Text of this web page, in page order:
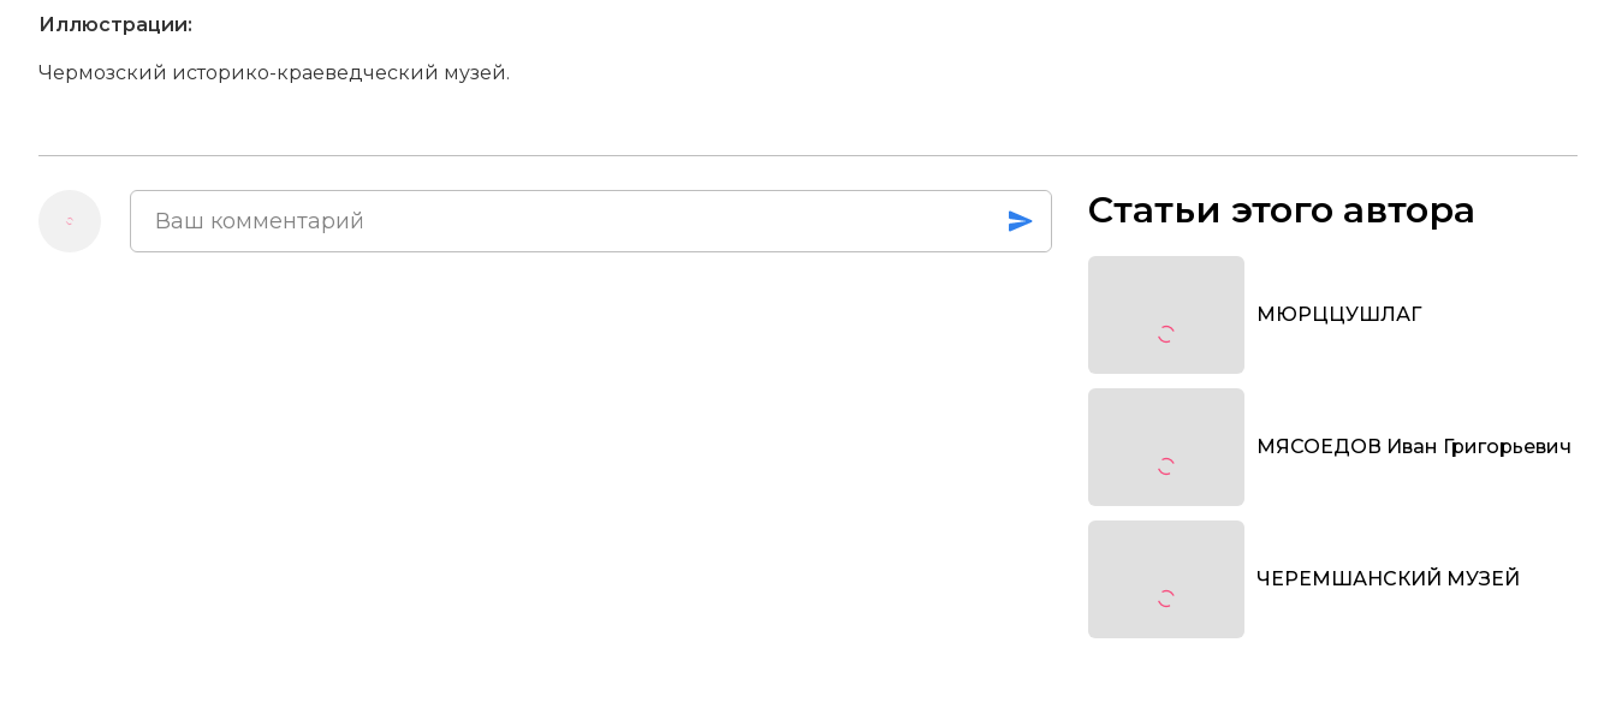
Иллюстрации:
Чермозский историко-краеведческий музей.
Статьи этого автора
МЮРЦЦУШЛАГ
МЯСОЕДОВ Иван Григорьевич
ЧЕРЕМШАНСКИЙ МУЗЕЙ